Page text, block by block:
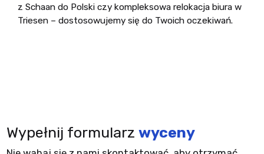
z Schaan do Polski czy kompleksowa relokacja biura w
Triesen – dostosowujemy się do Twoich oczekiwań.
Wypełnij formularz wyceny